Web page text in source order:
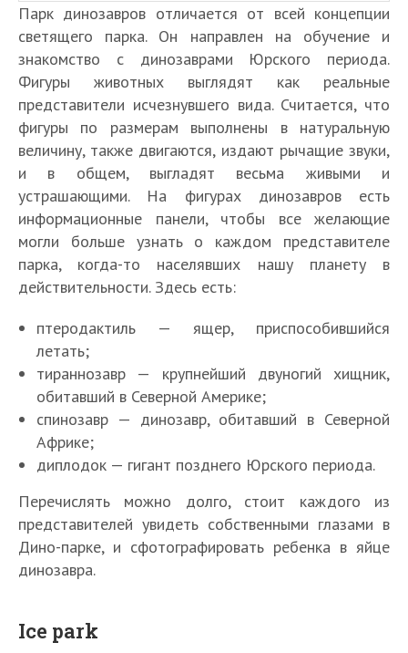
Парк динозавров отличается от всей концепции
светящего парка. Он направлен на обучение и
знакомство с динозаврами Юрского периода.
Фигуры животных выглядят как реальные
представители исчезнувшего вида. Считается, что
фигуры по размерам выполнены в натуральную
величину, также двигаются, издают рычащие звуки,
и в общем, выгладят весьма живыми и
устрашающими. На фигурах динозавров есть
информационные панели, чтобы все желающие
могли больше узнать о каждом представителе
парка, когда-то населявших нашу планету в
действительности. Здесь есть:
птеродактиль — ящер, приспособившийся
летать;
тираннозавр — крупнейший двуногий хищник,
обитавший в Северной Америке;
спинозавр — динозавр, обитавший в Северной
Африке;
диплодок — гигант позднего Юрского периода.
Перечислять можно долго, стоит каждого из
представителей увидеть собственными глазами в
Дино-парке, и сфотографировать ребенка в яйце
динозавра.
Ice park